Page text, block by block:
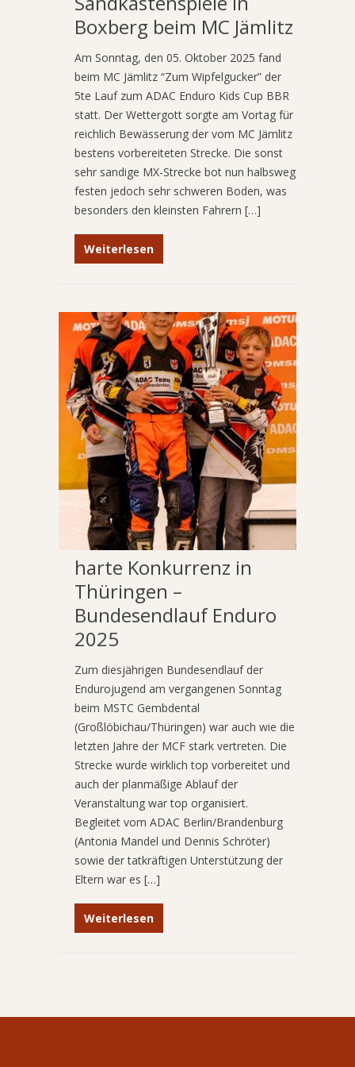
Boxberg beim MC Jämlitz
Am Sonntag, den 05. Oktober 2025 fand
beim MC Jämlitz “Zum Wipfelgucker” der
5te Lauf zum ADAC Enduro Kids Cup BBR
statt. Der Wettergott sorgte am Vortag für
reichlich Bewässerung der vom MC Jämlitz
bestens vorbereiteten Strecke. Die sonst
sehr sandige MX-Strecke bot nun halbsweg
festen jedoch sehr schweren Boden, was
besonders den kleinsten Fahrern […]
Weiterlesen
harte Konkurrenz in
Thüringen –
Bundesendlauf Enduro
2025
Zum diesjährigen Bundesendlauf der
Endurojugend am vergangenen Sonntag
beim MSTC Gembdental
(Großlöbichau/Thüringen) war auch wie die
letzten Jahre der MCF stark vertreten. Die
Strecke wurde wirklich top vorbereitet und
auch der planmäßige Ablauf der
Veranstaltung war top organisiert.
Begleitet vom ADAC Berlin/Brandenburg
(Antonia Mandel und Dennis Schröter)
sowie der tatkräftigen Unterstützung der
Eltern war es […]
Weiterlesen